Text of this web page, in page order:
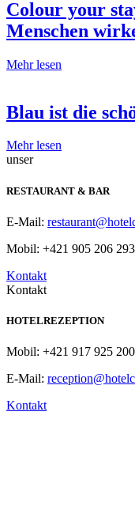
Colour your
Menschen
Mehr lesen
Blau ist die
Mehr lesen
unser
RESTAURANT & BAR
E-Mail:
Mobil: +421 905 206 293
Kontakt
Kontakt
HOTELREZEPTION
Mobil: +421 917 925 200
E-Mail:
Kontakt